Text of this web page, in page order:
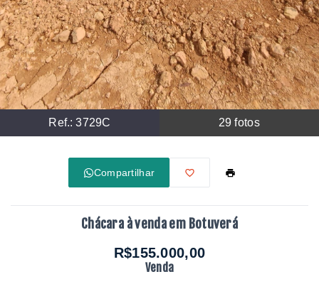
Ref.:3729C 29 fotos
Compartilhar
Chácara à venda em Botuverá
R$155.000,00
Venda